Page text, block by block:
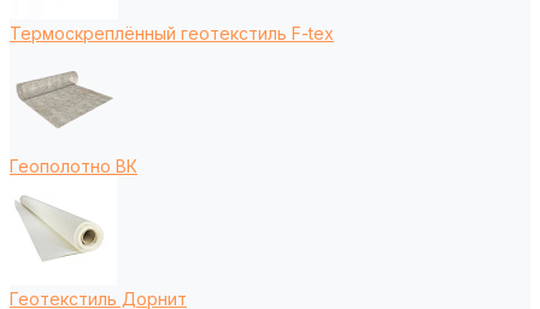
Термоскреплённый геотекстиль F-tex
Геополотно ВК
Геотекстиль Дорнит